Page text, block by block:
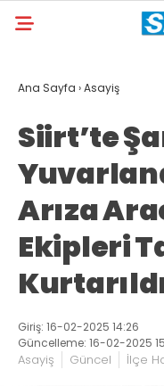
Ana Sayfa ›Asayiş
Siirt’te
Arıza
Ekipleri
Giriş: 16-02-2025 14:26
Güncelleme: 16-02-2025
Asayiş Güncel İlçe